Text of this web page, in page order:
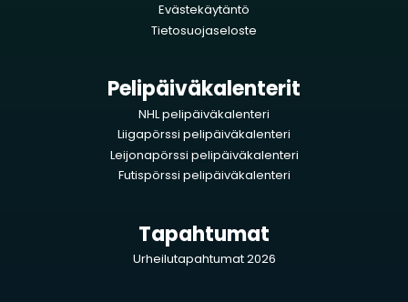
Evästekäytäntö
Tietosuojaseloste
Pelipäiväkalenterit
NHL pelipäiväkalenteri
Liigapörssi pelipäiväkalenteri
Leijonapörssi pelipäiväkalenteri
Futispörssi pelipäiväkalenteri
Tapahtumat
Urheilutapahtumat 2026